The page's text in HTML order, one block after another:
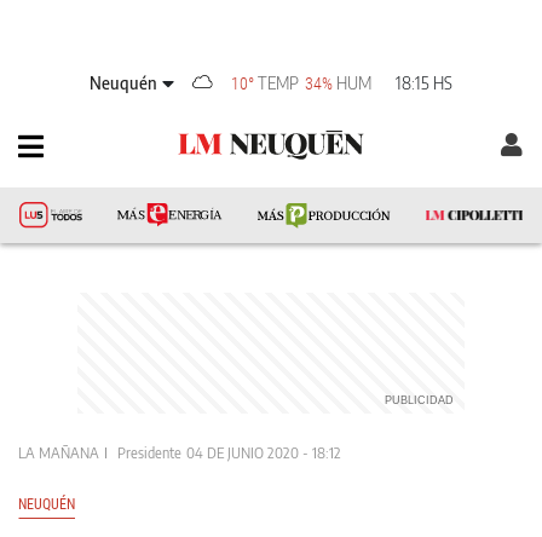
Neuquén 10° TEMP 34% HUM 18:15 HS
LA MAÑANA Presidente 04 DE JUNIO 2020 - 18:12
NEUQUÉN